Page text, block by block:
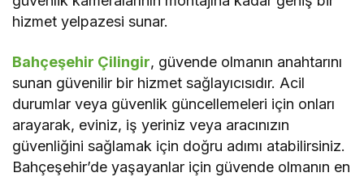
hizmet yelpazesi sunar.
Bahçeşehir Çilingir, güvende olmanın anahtarını
sunan güvenilir bir hizmet sağlayıcısıdır. Acil
durumlar veya güvenlik güncellemeleri için onları
arayarak, eviniz, iş yeriniz veya aracınızın
güvenliğini sağlamak için doğru adımı atabilirsiniz.
Bahçeşehir’de yaşayanlar için güvende olmanın en